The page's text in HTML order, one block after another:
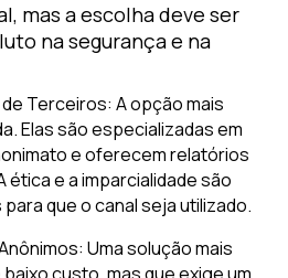
mas a escolha deve ser
na segurança e na
Terceiros: A opção mais
Elas são especializadas em
e oferecem relatórios
ética e a imparcialidade são
que o canal seja utilizado.
Uma solução mais